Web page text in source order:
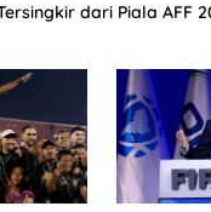
dari Piala AFF